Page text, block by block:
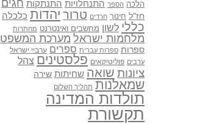
הלכה הספר התנחלויות התנתקות חגים
חז"ל חינוך חרדים טרור יהדות כלכלה
כללי לשון מחשבים ואינטרנט מחתרות
מלחמות ישראל מערכת המשפט
ספרות ספרות עברית ספרים ערביי ישראל
ערבים פוליטיקאים פלסטינים צהל
ציונות שואה שחיתות שירה
שמאלנות תהליך השלום
תולדות המדינה
תקשורת